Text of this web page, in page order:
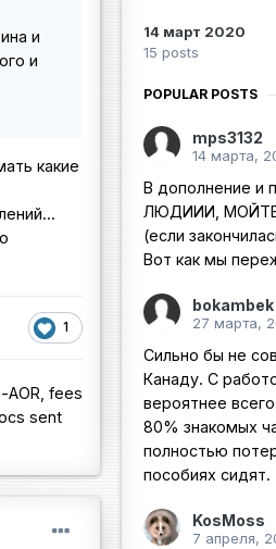
и
и
какие
1
AOR, fees
sent
14 март 2020
15 posts
POPULAR POSTS
mps3132
14 марта,
В дополнение и
ЛЮДИИИ,
(если
Вот как мы
bokambek
27 марта,
Сильно бы не
Канаду. С
вероятнее
80% знакомых
полностью
пособиях
KosMoss
7 апреля,